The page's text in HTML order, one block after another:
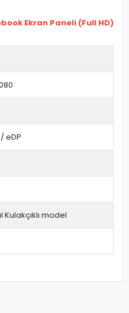
Ekran Paneli (Full HD)
eDP
Kulakçıklı model